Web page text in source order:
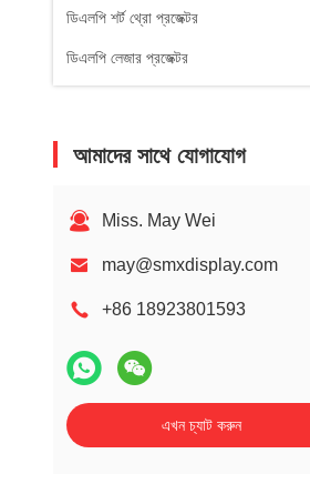
ডিএলপি শর্ট থ্রো প্রজেক্টর
ডিএলপি লেজার প্রজেক্টর
আমাদের সাথে যোগাযোগ
Miss. May Wei
may@smxdisplay.com
+86 18923801593
এখন চ্যাট করুন